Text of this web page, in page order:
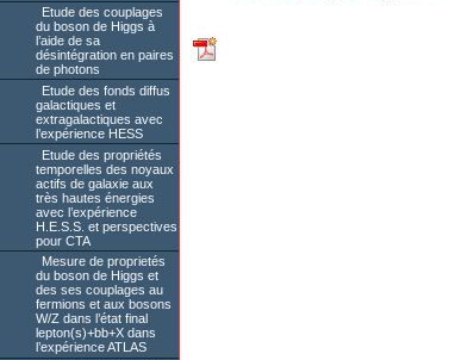
Etude des couplages
du boson de Higgs à
l’aide de sa
désintégration en paires
de photons
Etude des fonds diffus
galactiques et
extragalactiques avec
l’expérience HESS
Etude des propriétés
temporelles des noyaux
actifs de galaxie aux
très hautes énergies
avec l’expérience
H.E.S.S. et perspectives
pour CTA
Mesure de proprietés
du boson de Higgs et
des ses couplages au
fermions et aux bosons
W/Z dans l’état final
lepton(s)+bb+X dans
l’expérience ATLAS